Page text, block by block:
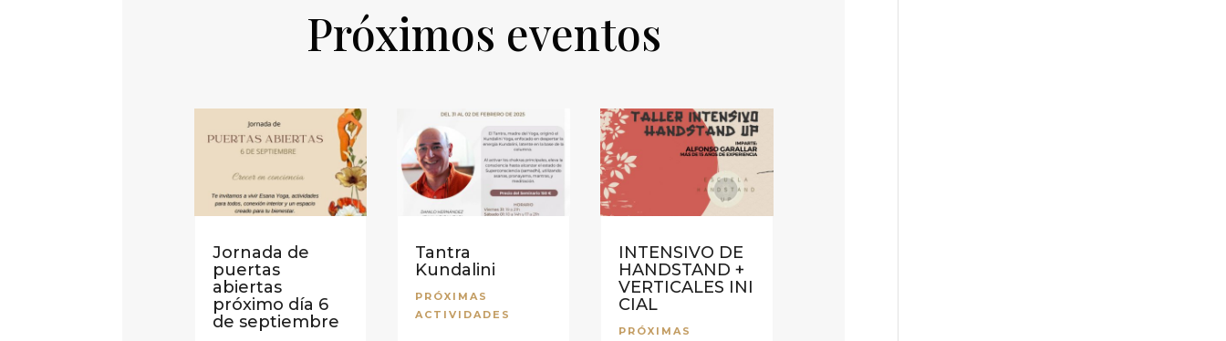
Próximos eventos
Jornada de
puertas
abiertas
próximo día 6
de septiembre
Tantra
Kundalini
PRÓXIMAS
ACTIVIDADES
INTENSIVO DE
HANDSTAND +
VERTICALES INI
CIAL
PRÓXIMAS